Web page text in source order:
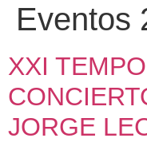
Eventos
XXI
JORGE